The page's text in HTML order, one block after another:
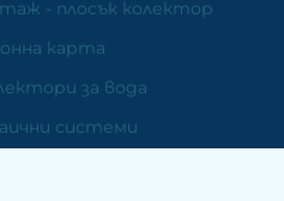
- плосък колектор
карта
за вода
системи